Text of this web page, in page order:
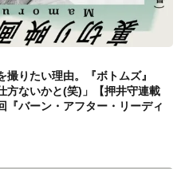
りたい理由。『ボトムズ』
方ないかと(笑)」【押井守連載
『バーン・アフター・リーディ